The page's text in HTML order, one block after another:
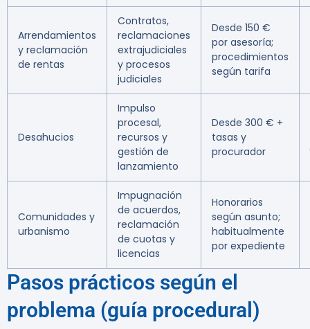
Arrendamientos
y reclamación
de rentas
Contratos,
reclamaciones
extrajudiciales
y procesos
judiciales
Desde 150 €
por asesoría;
procedimientos
según tarifa
Desahucios
Impulso
procesal,
recursos y
gestión de
lanzamiento
Desde 300 € +
tasas y
procurador
Comunidades y
urbanismo
Impugnación
de acuerdos,
reclamación
de cuotas y
licencias
Honorarios
según asunto;
habitualmente
por expediente
Pasos prácticos según el
problema (guía procedural)